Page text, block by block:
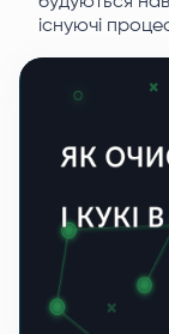
існуючі